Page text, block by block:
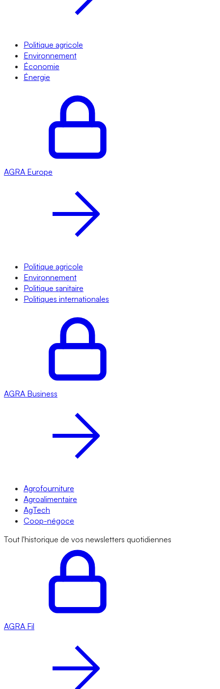
Politique agricole
Environnement
Économie
Énergie
AGRA Europe
Politique agricole
Environnement
Politique sanitaire
Politiques internationales
AGRA Business
Agrofourniture
Agroalimentaire
AgTech
Coop-négoce
Tout l'historique de vos newsletters quotidiennes
AGRA Fil